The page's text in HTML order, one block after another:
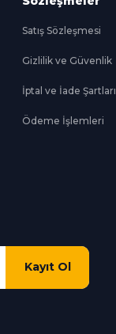
Satış Sözleşmesi
Gizlilik ve Güvenlik
İptal ve İade Şartları
Ödeme İşlemleri
Kayıt Ol